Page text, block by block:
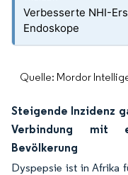
Verbesserte NHI-
Endoskope
Quelle: Mordor
Steigende Inzidenz
Verbindung mit
Bevölkerung
Dyspepsie ist in Afrika